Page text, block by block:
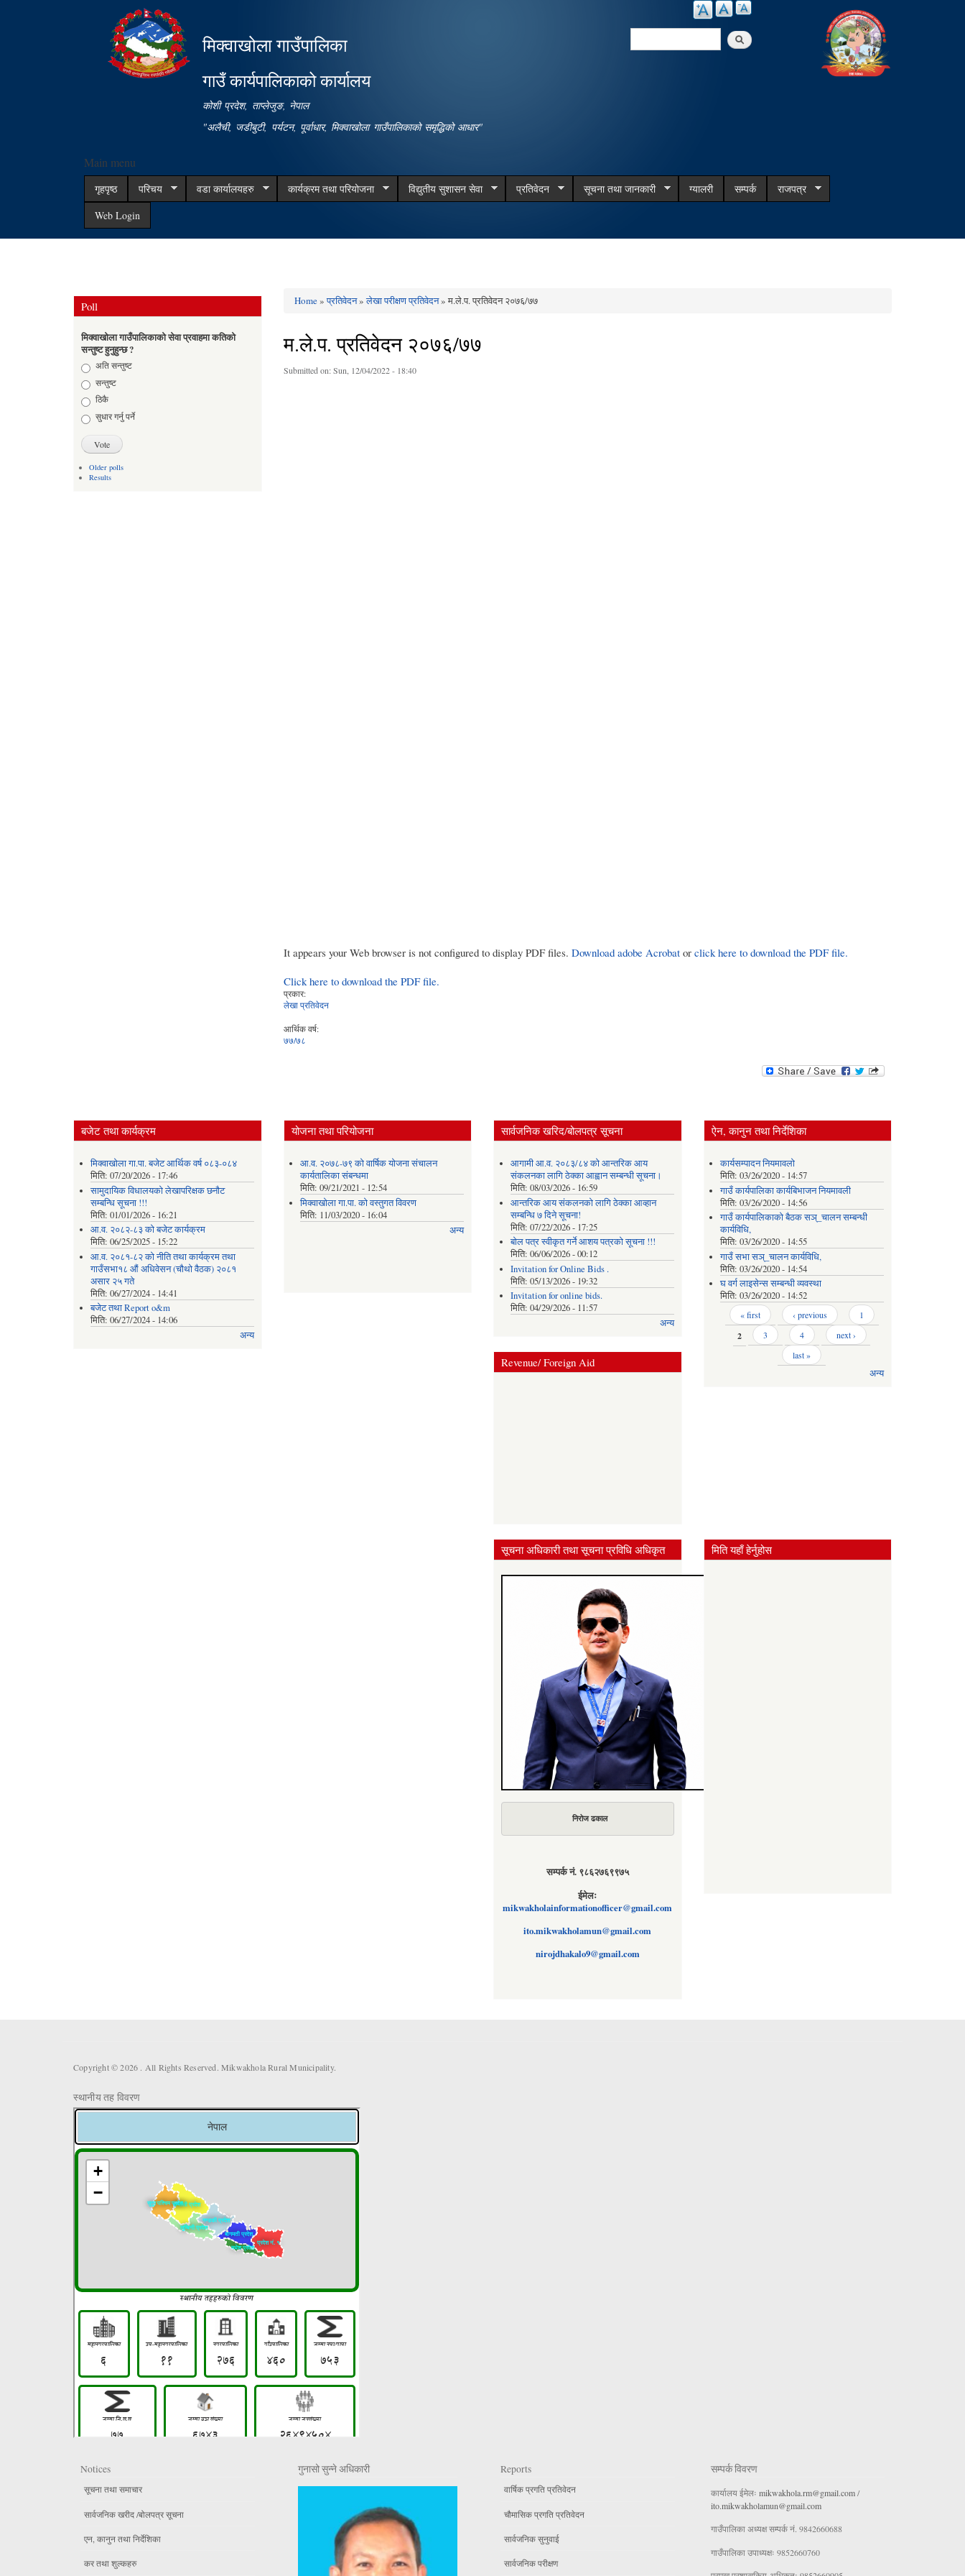
मिक्वाखोला गाउँपालिका
गाउँ कार्यपालिकाको कार्यालय
कोशी प्रदेश, ताप्लेजुङ, नेपाल
"अलैची, जडीबुटी, पर्यटन, पूर्वाधार, मिक्वाखोला गाउँपालिकाको समृद्धिको आधार"
Search
Main menu
गृहपृष्ठ परिचय वडा कार्यालयहरु कार्यक्रम तथा परियोजना विद्युतीय सुशासन सेवा प्रतिवेदन सूचना तथा जानकारी ग्यालरी सम्पर्क
राजपत्र
Web Login
Poll
मिक्वाखोला गाउँपालिकाको सेवा प्रवाहमा कतिको
सन्तुष्ट हुनुहुन्छ ?
Choicesअति सन्तुष्ट
सन्तुष्ट
ठिकै
सुधार गर्नु पर्ने
Older polls
Results
You are here
Home»प्रतिवेदन»लेखा परीक्षण प्रतिवेदन» म.ले.प. प्रतिवेदन २०७६/७७
म.ले.प. प्रतिवेदन २०७६/७७
Submitted on:Sun, 12/04/2022 - 18:40
It appears your Web browser is not configured to display PDF files. Download adobe Acrobat or click here to download the PDF file.
Click here to download the PDF file.
प्रकार:
लेखा प्रतिवेदन
आर्थिक वर्ष:
७७/७८
बजेट तथा कार्यक्रम
मिक्वाखोला गा.पा. बजेट आर्थिक वर्ष ०८३-०८४
मिति: 07/20/2026 - 17:46
सामुदायिक विधालयको लेखापरिक्षक छनौट
सम्बन्धि सूचना !!!
मिति: 01/01/2026 - 16:21
आ.व. २०८२-८३ को बजेट कार्यक्रम
मिति: 06/25/2025 - 15:22
आ.व. २०८१-८२ को नीति तथा कार्यक्रम तथा
गाउँसभा१८ औं अधिवेसन (चौथो वैठक) २०८१
असार २५ गते
मिति: 06/27/2024 - 14:41
बजेट तथा Report o&m
मिति: 06/27/2024 - 14:06
अन्य
योजना तथा परियोजना
आ.व. २०७८-७९ को वार्षिक योजना संचालन
कार्यतालिका संबन्धमा
मिति:09/21/2021 - 12:54
मिक्वाखोला गा.पा. को वस्तुगत विवरण
मिति: 11/03/2020 - 16:04
अन्य
सार्वजनिक खरिद/बोलपत्र सूचना
आगामी आ.व. २०८३/८४ को आन्तरिक आय
संकलनका लागि ठेक्का आह्वान सम्बन्धी सूचना।
मिति: 08/03/2026 - 16:59
आन्तरिक आय संकलनको लागि ठेक्‍का आव्हान
सम्बन्धि ७ दिने सूचना!
मिति: 07/22/2026 - 17:25
बोल पत्र स्वीकृत गर्ने आशय पत्रको सूचना !!!
मिति: 06/06/2026 - 00:12
Invitation for Online Bids .
मिति: 05/13/2026 - 19:32
Invitation for online bids.
मिति: 04/29/2026 - 11:57
अन्य
Revenue/ Foreign Aid
ऐन, कानुन तथा निर्देशिका
कार्यसम्पादन नियमावलो
मिति:03/26/2020 - 14:57
गाउँ कार्यपालिका कार्यबिभाजन नियमावली
मिति:03/26/2020 - 14:56
गाउँ कार्यपालिकाको बैठक सञ्_चालन सम्बन्धी
कार्यविधि,
मिति:03/26/2020 - 14:55
गाउँ सभा सञ्_चालन कार्यविधि,
मिति:03/26/2020 - 14:54
घ वर्ग लाइसेन्स सम्बन्धी व्यवस्था
मिति:03/26/2020 - 14:52
Pages« first ‹ previous 1
2 3 4
next ›
last »
अन्य
सूचना अधिकारी तथा सूचना प्रविधि अधिकृत
निरोज ढकाल
सम्पर्क नं. ९८६२७६९९७५
ईमेलः
mikwakholainformationofficer@gmail.com
ito.mikwakholamun@gmail.com
nirojdhakalo9@gmail.com
मिति यहाँ हेर्नुहोस
Copyright © 2026 . All Rights Reserved. Mikwakhola Rural Municipality.
स्थानीय तह विवरण
Notices
सूचना तथा समाचार
सार्वजनिक खरीद /बोलपत्र सूचना
एन, कानुन तथा निर्देशिका
कर तथा शुल्कहरु
गुनासो सुन्ने अधिकारी Reports
वार्षिक प्रगति प्रतिवेदन
चौमासिक प्रगति प्रतिवेदन
सार्वजनिक सुनुवाई
सार्वजनिक परीक्षण
सम्पर्क विवरण
कार्यालय ईमेलः mikwakhola.rm@gmail.com/
ito.mikwakholamun@gmail.com
गाउँपालिका अध्यक्ष सम्पर्क नं. 9842660688
गाउँपालिका उपाध्यक्षः 9852660760